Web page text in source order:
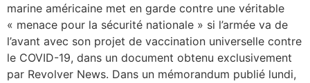
marine américaine met en garde contre une véritable
« menace pour la sécurité nationale » si l’armée va de
l’avant avec son projet de vaccination universelle contre
le COVID-19, dans un document obtenu exclusivement
par Revolver News. Dans un mémorandum publié lundi,